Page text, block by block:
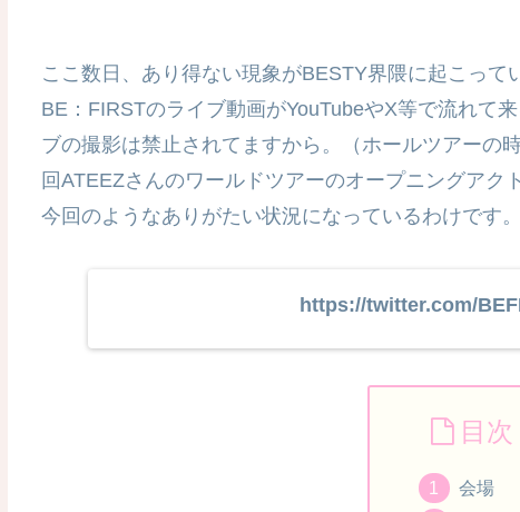
ここ数日、あり得ない現象がBESTY界隈に起こっ
BE：FIRSTのライブ動画がYouTubeやX等で流れて
ブの撮影は禁止されてますから。（ホールツアーの
回ATEEZさんのワールドツアーのオープニングア
今回のようなありがたい状況になっているわけです。
https://twitter.com/
目次
会場